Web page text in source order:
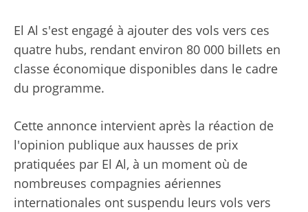
El Al s'est engagé à ajouter des vols vers ces
quatre hubs, rendant environ 80 000 billets en
classe économique disponibles dans le cadre
du programme.
Cette annonce intervient après la réaction de
l'opinion publique aux hausses de prix
pratiquées par El Al, à un moment où de
nombreuses compagnies aériennes
internationales ont suspendu leurs vols vers